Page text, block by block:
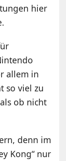
hier
allem in
so viel zu
ob nicht
denn im
Kong“ nur